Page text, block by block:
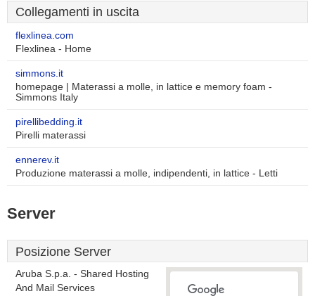
Collegamenti in uscita
flexlinea.com
Flexlinea - Home
simmons.it
homepage | Materassi a molle, in lattice e memory foam -
Simmons Italy
pirellibedding.it
Pirelli materassi
ennerev.it
Produzione materassi a molle, indipendenti, in lattice - Letti
Server
Posizione Server
Aruba S.p.a. - Shared Hosting
And Mail Services